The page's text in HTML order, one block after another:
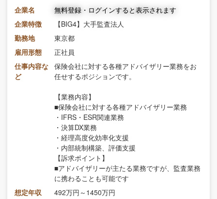
企業名
無料登録・ログインすると表示されます
企業特徴
【BIG4】大手監査法人
勤務地
東京都
雇用形態
正社員
仕事内容な
ど
保険会社に対する各種アドバイザリー業務をお
任せするポジションです。
【業務内容】
■保険会社に対する各種アドバイザリー業務
・IFRS・ESR関連業務
・決算DX業務
・経理高度化効率化支援
・内部統制構築、評価支援
【訴求ポイント】
■アドバイザリーが主たる業務ですが、監査業務
に携わることも可能です
想定年収
492万円～1450万円